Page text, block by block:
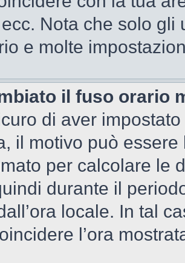
Nota che solo
e molte
il fuso orario
di aver
il motivo può essere
per calcolare le
durante il
locale. In tal
l’ora